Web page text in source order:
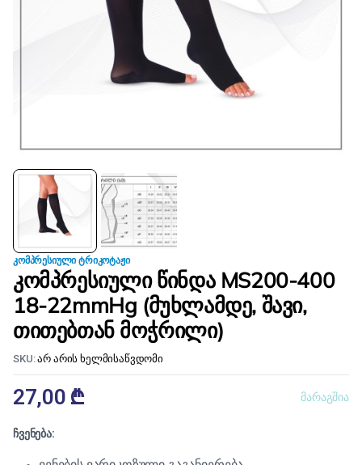
ᲙᲝᲛᲞᲠᲔᲡᲘᲣᲚᲘ ᲢᲠᲘᲙᲝᲢᲐᲟᲘ
კომპრესიული წინდა MS200-400
18-22mmHg (მუხლამდე, შავი,
თითებთან მოჭრილი)
SKU: არ არის ხელმისაწვდომი
27,00 ₾ მარაგშია
ჩვენება: